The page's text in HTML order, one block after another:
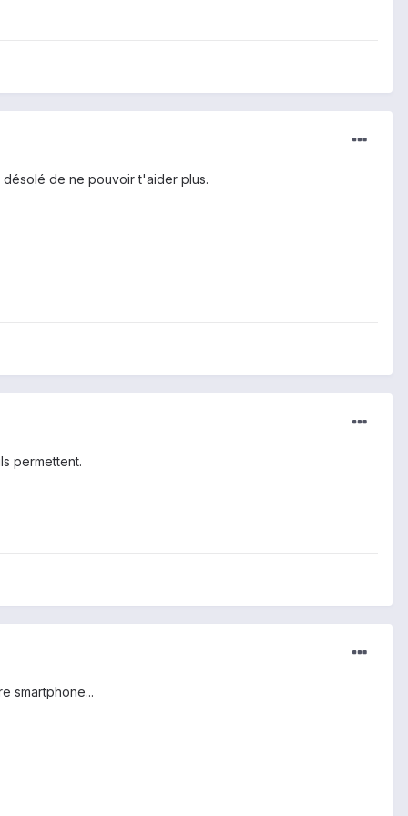
de ne pouvoir t'aider plus.
permettent.
smartphone...